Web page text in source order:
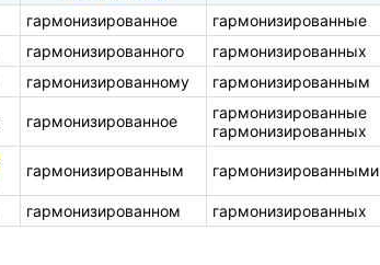
гармонизированное
гармонизированные
гармонизированного
гармонизированных
гармонизированному гармонизированным
гармонизированное
гармонизированные
гармонизированных
гармонизированным гармонизированными
гармонизированном гармонизированных